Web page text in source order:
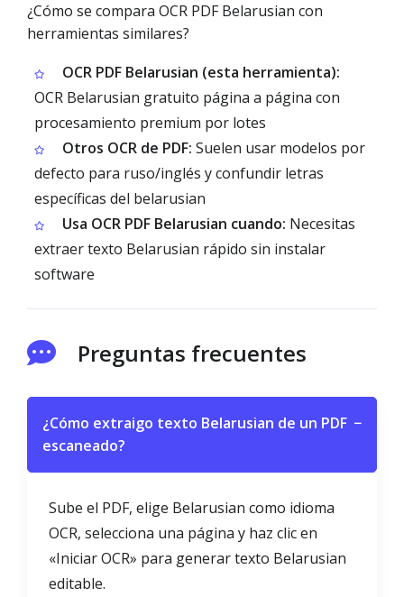
¿Cómo se compara OCR PDF Belarusian con
herramientas similares?
OCR PDF Belarusian (esta herramienta):
OCR Belarusian gratuito página a página con
procesamiento premium por lotes
Otros OCR de PDF: Suelen usar modelos por
defecto para ruso/inglés y confundir letras
específicas del belarusian
Usa OCR PDF Belarusian cuando: Necesitas
extraer texto Belarusian rápido sin instalar
software
Preguntas frecuentes
¿Cómo extraigo texto Belarusian de un PDF
escaneado?
−
Sube el PDF, elige Belarusian como idioma
OCR, selecciona una página y haz clic en
«Iniciar OCR» para generar texto Belarusian
editable.